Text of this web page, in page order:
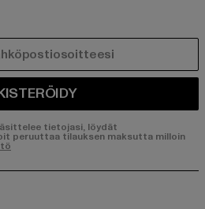
tietojasi, löydät
peruuttaa tilauksen maksutta milloin